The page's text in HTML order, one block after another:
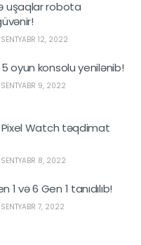
uşaqlar robota
SENTYABR 12, 2022
oyun konsolu yenilənib!
SENTYABR 9, 2022
Pixel Watch təqdimat
SENTYABR 8, 2022
və 6 Gen 1 tanıdılıb!
SENTYABR 7, 2022